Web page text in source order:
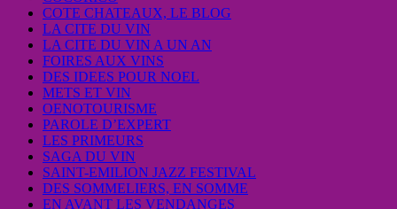
COTE CHATEAUX, LE BLOG
LA CITE DU VIN
LA CITE DU VIN A UN AN
FOIRES AUX VINS
DES IDEES POUR NOEL
METS ET VIN
OENOTOURISME
PAROLE D’EXPERT
LES PRIMEURS
SAGA DU VIN
SAINT-EMILION JAZZ FESTIVAL
DES SOMMELIERS, EN SOMME
EN AVANT LES VENDANGES